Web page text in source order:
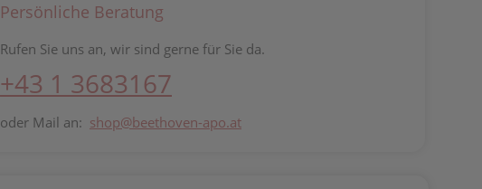
Persönliche Beratung
Rufen Sie uns an, wir sind gerne für Sie da.
+43 1 3683167
oder Mail an: shop@beethoven-apo.at